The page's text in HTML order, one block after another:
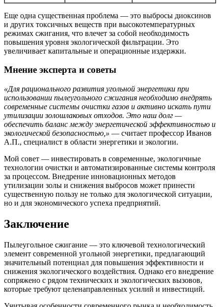
Еще одна существенная проблема — это выбросы диоксинов
и других токсичных веществ при высокотемпературных
режимах сжигания, что влечет за собой необходимость
повышения уровня экологической фильтрации. Это
увеличивает капитальные и операционные издержки.
Мнение эксперта и советы
«Для рационального развития угольной энергетики при
использовании пылеугольного сжигания необходимо внедрять
современные системы очистки газов и активно искать пути
утилизации золошлаковых отходов. Это наш долг —
обеспечить баланс между энергетической эффективностью и
экологической безопасностью,» — считает профессор Иванов
А.П., специалист в области энергетики и экологии.
Мой совет — инвестировать в современные, экологичные
технологии очистки и автоматизированные системы контроля
за процессом. Внедрение инновационных методов
утилизации золы и снижения выбросов может принести
существенную пользу не только для экологической ситуации,
но и для экономического успеха предприятий.
Заключение
Пылеугольное сжигание — это ключевой технологический
элемент современной угольной энергетики, предлагающий
значительный потенциал для повышения эффективности и
снижения экологического воздействия. Однако его внедрение
сопряжено с рядом технических и экологических вызовов,
которые требуют целенаправленных усилий и инвестиций.